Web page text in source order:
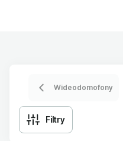
Wideodomofony
Filtry